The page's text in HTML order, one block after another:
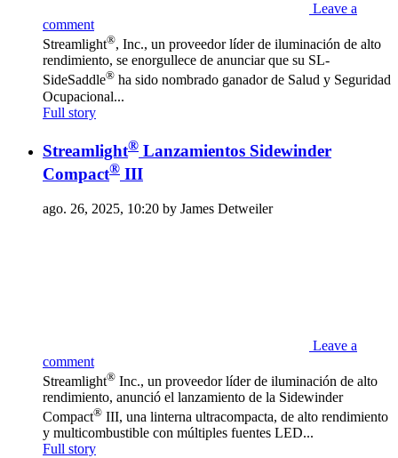
Leave a
comment
Streamlight®, Inc., un proveedor líder de iluminación de alto
rendimiento, se enorgullece de anunciar que su SL-
SideSaddle® ha sido nombrado ganador de Salud y Seguridad
Ocupacional...
Full story
Streamlight® Lanzamientos Sidewinder
Compact® III
ago. 26, 2025, 10:20 by James Detweiler
Leave a
comment
Streamlight® Inc., un proveedor líder de iluminación de alto
rendimiento, anunció el lanzamiento de la Sidewinder
Compact® III, una linterna ultracompacta, de alto rendimiento
y multicombustible con múltiples fuentes LED...
Full story